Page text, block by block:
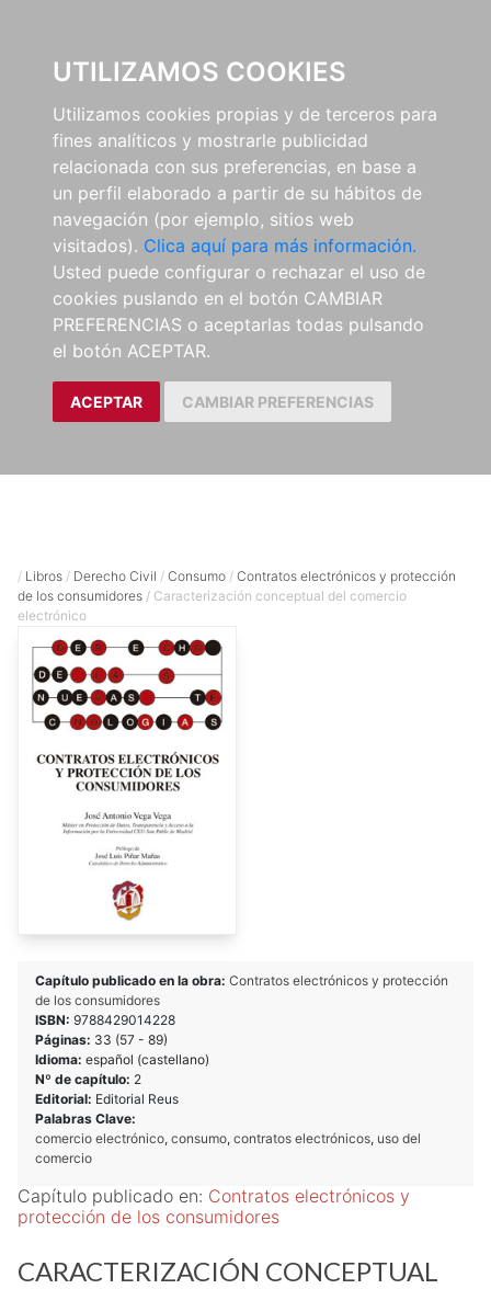
UTILIZAMOS COOKIES
Utilizamos cookies propias y de terceros para
fines analíticos y mostrarle publicidad
relacionada con sus preferencias, en base a
un perfil elaborado a partir de su hábitos de
navegación (por ejemplo, sitios web
visitados). Clica aquí para más información.
Usted puede configurar o rechazar el uso de
cookies puslando en el botón CAMBIAR
PREFERENCIAS o aceptarlas todas pulsando
el botón ACEPTAR.
ACEPTAR CAMBIAR PREFERENCIAS
/ Libros / Derecho Civil / Consumo / Contratos electrónicos y protección
de los consumidores / Caracterización conceptual del comercio
electrónico
Capítulo publicado en la obra: Contratos electrónicos y protección
de los consumidores
ISBN: 9788429014228
Páginas: 33 (57 - 89)
Idioma: español (castellano)
Nº de capítulo: 2
Editorial: Editorial Reus
Palabras Clave:
comercio electrónico, consumo, contratos electrónicos, uso del
comercio
Capítulo publicado en: Contratos electrónicos y
protección de los consumidores
CARACTERIZACIÓN CONCEPTUAL